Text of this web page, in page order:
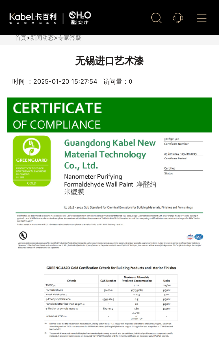
首页>新闻动态>专家答疑
无锡进口艺术漆
时间 ：2025-01-20 15:27:54 访问量： 0